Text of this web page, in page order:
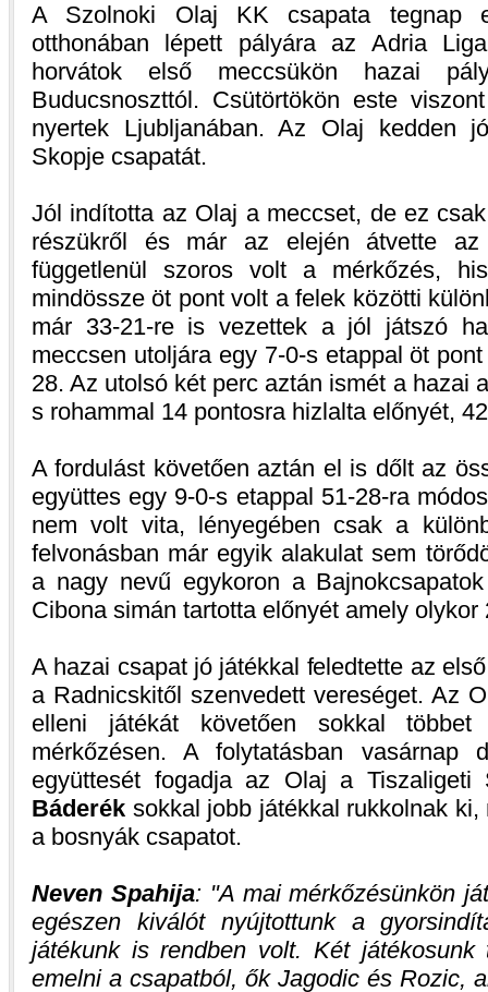
A Szolnoki Olaj KK csapata tegnap
otthonában lépett pályára az Adria
horvátok első meccsükön hazai
Buducsnoszttól. Csütörtökön este
nyertek Ljubljanában. Az Olaj kedden
Skopje csapatát.
Jól indította az Olaj a meccset, de ez
részükről és már az elején átvette
függetlenül szoros volt a mérkőzés,
mindössze öt pont volt a felek közötti
már 33-21-re is vezettek a jól játszó
meccsen utoljára egy 7-0-s etappal öt
28. Az utolsó két perc aztán ismét a hazai
s rohammal 14 pontosra hizlalta előnyét,
A fordulást követően aztán el is dőlt az
együttes egy 9-0-s etappal 51-28-ra
nem volt vita, lényegében csak a
felvonásban már egyik alakulat sem
a nagy nevű egykoron a
Cibona simán tartotta előnyét amely olykor
A hazai csapat jó játékkal feledtette az
a Radnicskitől szenvedett vereséget. Az
elleni játékát követően sokkal
mérkőzésen. A folytatásban
együttesét fogadja az Olaj a Tiszaligeti
Báderék sokkal jobb játékkal rukkolnak
a bosnyák csapatot.
Neven Spahija:
A mai mérkőzésünkön
egészen kiválót nyújtottunk a
játékunk is rendben volt. Két játékosunk
emelni a csapatból, ők Jagodic és Rozic,